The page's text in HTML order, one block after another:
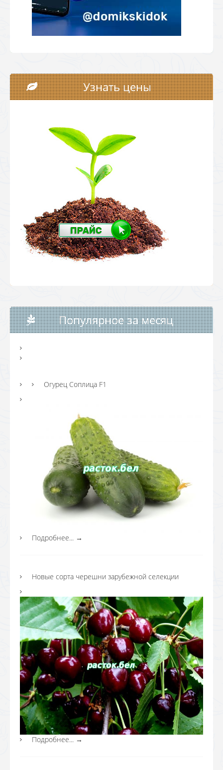
Узнать цены
Популярное за месяц
Огурец Соплица F1
Подробнее... →
Новые сорта черешни зарубежной селекции
Подробнее... →